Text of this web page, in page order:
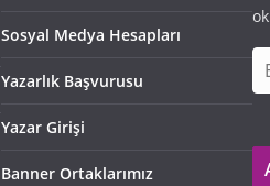
Sosyal Medya Hesapları
Yazarlık Başvurusu
Yazar Girişi
Banner Ortaklarımız
-
o